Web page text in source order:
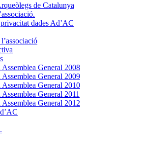
de Catalunya
dades Ad’AC
Assemblea General 2008
Assemblea General 2009
Assemblea General 2010
Assemblea General 2011
Assemblea General 2012